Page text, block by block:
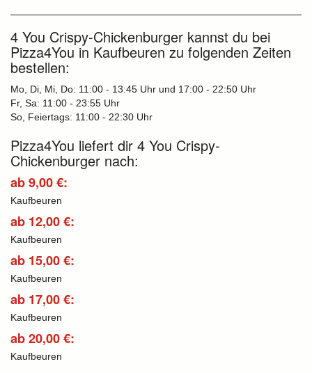
4 You Crispy-Chickenburger kannst du bei
Pizza4You in Kaufbeuren zu folgenden Zeiten
bestellen:
Mo, Di, Mi, Do: 11:00 - 13:45 Uhr und 17:00 - 22:50 Uhr
Fr, Sa: 11:00 - 23:55 Uhr
So, Feiertags: 11:00 - 22:30 Uhr
Pizza4You liefert dir 4 You Crispy-
Chickenburger nach:
ab 9,00 €:
Kaufbeuren
ab 12,00 €:
Kaufbeuren
ab 15,00 €:
Kaufbeuren
ab 17,00 €:
Kaufbeuren
ab 20,00 €:
Kaufbeuren